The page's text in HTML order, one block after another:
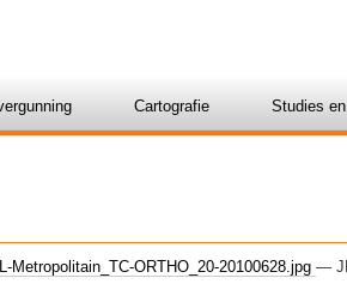
Cartografie Studies
Metropolitain_TC-ORTHO_20-20100628.jpg—